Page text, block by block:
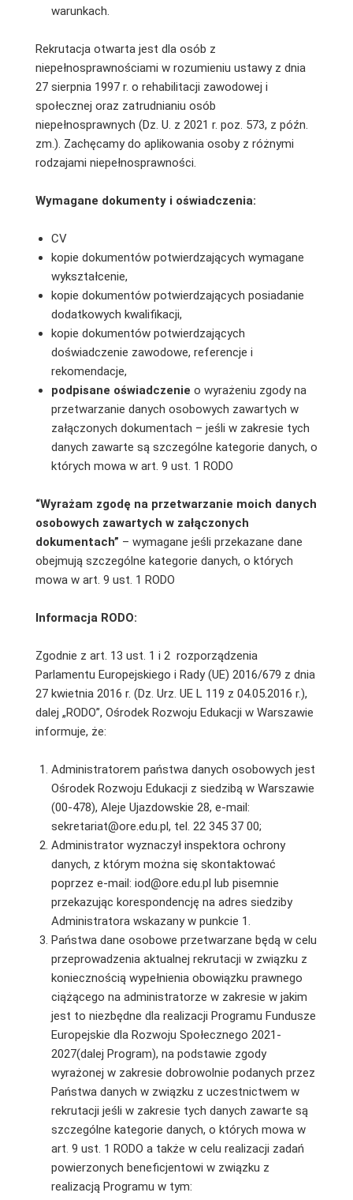
warunkach.
Rekrutacja otwarta jest dla osób z
niepełnosprawnościami w rozumieniu ustawy z dnia
27 sierpnia 1997 r. o rehabilitacji zawodowej i
społecznej oraz zatrudnianiu osób
niepełnosprawnych (Dz. U. z 2021 r. poz. 573, z późn.
zm.). Zachęcamy do aplikowania osoby z różnymi
rodzajami niepełnosprawności.
Wymagane dokumenty i oświadczenia:
CV
kopie dokumentów potwierdzających wymagane
wykształcenie,
kopie dokumentów potwierdzających posiadanie
dodatkowych kwalifikacji,
kopie dokumentów potwierdzających
doświadczenie zawodowe, referencje i
rekomendacje,
podpisane oświadczenie o wyrażeniu zgody na
przetwarzanie danych osobowych zawartych w
załączonych dokumentach – jeśli w zakresie tych
danych zawarte są szczególne kategorie danych, o
których mowa w art. 9 ust. 1 RODO
“Wyrażam zgodę na przetwarzanie moich danych
osobowych zawartych w załączonych
dokumentach” – wymagane jeśli przekazane dane
obejmują szczególne kategorie danych, o których
mowa w art. 9 ust. 1 RODO
Informacja RODO:
Zgodnie z art. 13 ust. 1 i 2 rozporządzenia
Parlamentu Europejskiego i Rady (UE) 2016/679 z dnia
27 kwietnia 2016 r. (Dz. Urz. UE L 119 z 04.05.2016 r.),
dalej „RODO”, Ośrodek Rozwoju Edukacji w Warszawie
informuje, że:
Administratorem państwa danych osobowych jest
Ośrodek Rozwoju Edukacji z siedzibą w Warszawie
(00-478), Aleje Ujazdowskie 28, e-mail:
sekretariat@ore.edu.pl, tel. 22 345 37 00;
Administrator wyznaczył inspektora ochrony
danych, z którym można się skontaktować
poprzez e-mail: iod@ore.edu.pl lub pisemnie
przekazując korespondencję na adres siedziby
Administratora wskazany w punkcie 1.
Państwa dane osobowe przetwarzane będą w celu
przeprowadzenia aktualnej rekrutacji w związku z
koniecznością wypełnienia obowiązku prawnego
ciążącego na administratorze w zakresie w jakim
jest to niezbędne dla realizacji Programu Fundusze
Europejskie dla Rozwoju Społecznego 2021-
2027(dalej Program), na podstawie zgody
wyrażonej w zakresie dobrowolnie podanych przez
Państwa danych w związku z uczestnictwem w
rekrutacji jeśli w zakresie tych danych zawarte są
szczególne kategorie danych, o których mowa w
art. 9 ust. 1 RODO a także w celu realizacji zadań
powierzonych beneficjentowi w związku z
realizacją Programu w tym: